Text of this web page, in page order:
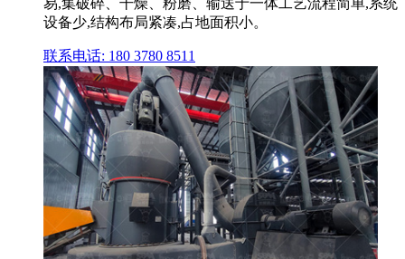
设备少,结构布局紧凑,占地面积小。
联系电话: 180 3780 8511